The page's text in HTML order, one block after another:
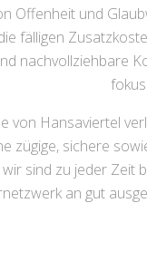
Offenheit und
fälligen
nachvollziehbare
von Hansaviertel
zügige, sichere
sind zu jeder
an gut